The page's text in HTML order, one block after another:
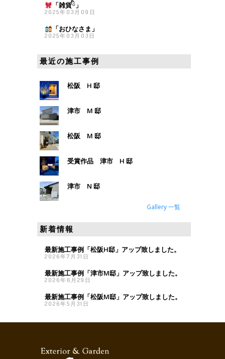
「雑貨ིྀ」
2025年03月09日
「おひなさま 」
2025年03月03日
最近の施工事例
松阪 H 邸
津市 M 邸
松阪 M 邸
受賞作品 津市 H 邸
津市 N 邸
Gallery 一覧
新着情報
最新施工事例「松阪H邸」アップ致しました。
2026年7月31日
最新施工事例「津市M邸」アップ致しました。
2026年6月29日
最新施工事例「松阪M邸」アップ致しました。
2026年5月31日